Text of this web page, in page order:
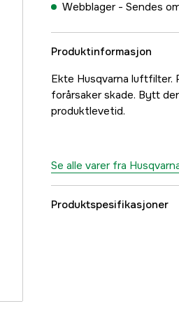
Webblager - Sendes
Produktinformasjon
Ekte Husqvarna luftfilter.
forårsaker skade. Bytt
produktlevetid.
Se alle varer fra
Produktspesifikasjoner